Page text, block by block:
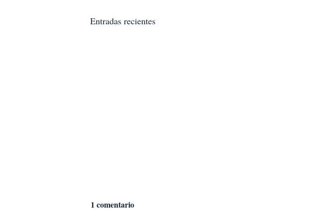
Entradas recientes
1 comentario